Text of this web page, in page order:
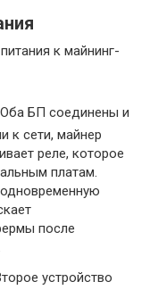
к майнинг-
БП соединены и
к сети, майнер
реле, которое
платам.
после
устройство